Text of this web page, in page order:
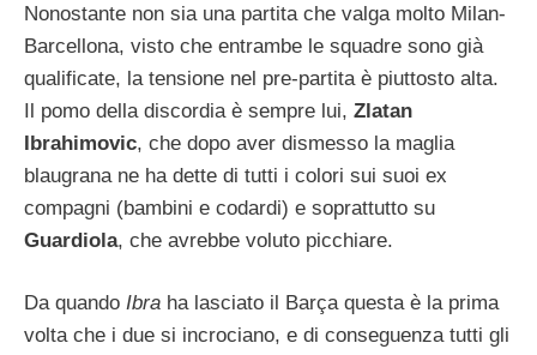
Nonostante non sia una partita che valga molto Milan-
Barcellona, visto che entrambe le squadre sono già
qualificate, la tensione nel pre-partita è piuttosto alta.
Il pomo della discordia è sempre lui, Zlatan
Ibrahimovic, che dopo aver dismesso la maglia
blaugrana ne ha dette di tutti i colori sui suoi ex
compagni (bambini e codardi) e soprattutto su
Guardiola, che avrebbe voluto picchiare.
Da quando Ibra ha lasciato il Barça questa è la prima
volta che i due si incrociano, e di conseguenza tutti gli